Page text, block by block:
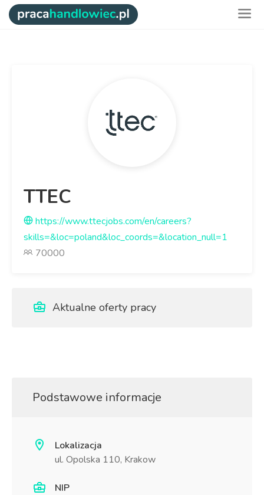
TTEC
https://www.ttecjobs.com/en/careers?
skills=&loc=poland&loc_coords=&location_null=1
70000
Aktualne oferty pracy
Podstawowe informacje
Lokalizacja
ul. Opolska 110, Krakow
NIP